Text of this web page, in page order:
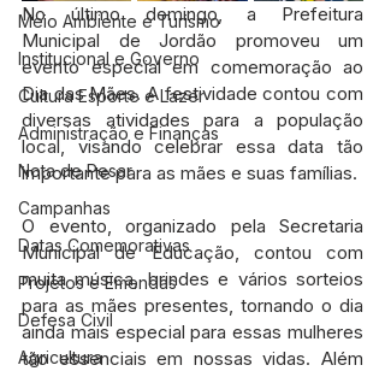
Meio Ambiente e Turismo
Institucional e Governo
Cultura Esporte e Lazer
Administração e Finanças
Nota de Pesar
Campanhas
Datas Comemorativas
Projetos e Emendas
Defesa Civil
Agricultura
No último domingo, a Prefeitura
Municipal de Jordão promoveu um
evento especial em comemoração ao
Dia das Mães. A festividade contou com
diversas atividades para a população
local, visando celebrar essa data tão
importante para as mães e suas famílias.
O evento, organizado pela Secretaria
Municipal de Educação, contou com
muita música, brindes e vários sorteios
para as mães presentes, tornando o dia
ainda mais especial para essas mulheres
tão essenciais em nossas vidas. Além